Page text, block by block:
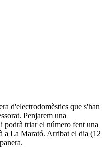
d'electrodomèstics que s'han
Penjarem una
podrà triar el número fent una
a La Marató. Arribat el dia (12